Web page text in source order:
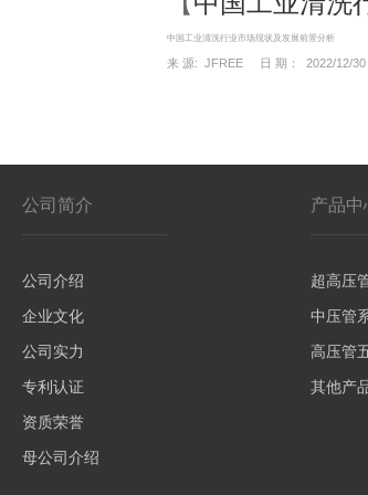
中国工业清洗行业市场现状及发展前景分析
来 源: JFREE 日 期： 2022/12/30
公司简介
公司介绍
企业文化
公司实力
专利认证
资质荣誉
母公司介绍
产品中
超高压
中压管
高压管
其他产